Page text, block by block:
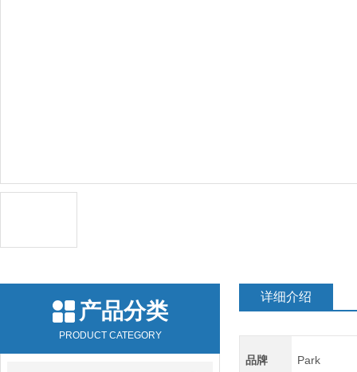
产品分类
PRODUCT CATEGORY
详细介绍
品牌 Park